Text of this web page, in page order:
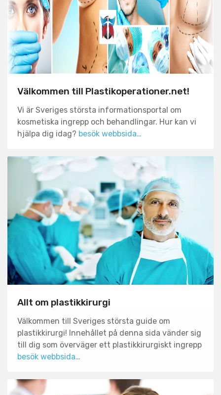
bestämmer dig.
Läs vår
guide om attvälja klinik.
Ha inte
för bråttom. Tänk över ditt beslut
ordentligt innan du går vidare.
Välkommen till Plastikoperationer.net!
Vi är Sveriges största informationsportal om
kosmetiska ingrepp och behandlingar. Hur kan vi
hjälpa dig idag? besök webbsida…
Allt om plastikkirurgi
Välkommen till Sveriges största guide om
plastikkirurgi! Innehållet på denna sida vänder sig
till dig som överväger ett plastikkirurgiskt ingrepp
besök webbsida…